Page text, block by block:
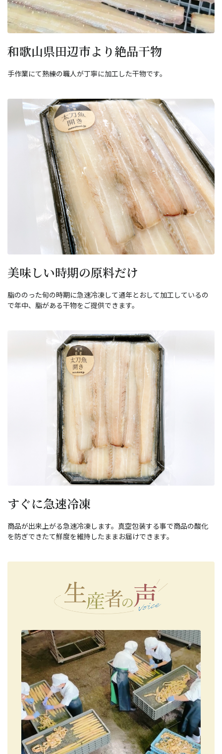
和歌山県田辺市より絶品干物
手作業にて熟練の職人が丁寧に加工した干物です。
美味しい時期の原料だけ
脂ののった旬の時期に急速冷凍して通年とおして加工しているの
で年中、脂がある干物をご提供できます。
すぐに急速冷凍
商品が出来上がる急速冷凍します。真空包装する事で商品の酸化
を防ぎできたて鮮度を維持したままお届けできます。